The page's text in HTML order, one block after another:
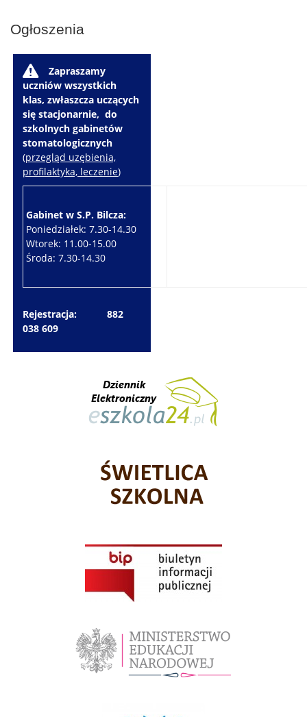
Ogłoszenia
W
Zapraszamy
uczniów wszystkich
klas, zwłaszcza uczących
się stacjonarnie, do
szkolnych gabinetów
stomatologicznych
(przegląd uzębienia,
profilaktyka, leczenie)
Gabinet w S.P. Bilcza:
Poniedziałek: 7.30-14.30
Wtorek: 11.00-15.00
Środa: 7.30-14.30
Rejestracja: 882
038 609